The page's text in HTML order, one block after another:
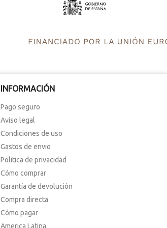
INFORMACIÓN
Pago seguro
Aviso legal
Condiciones de uso
Gastos de envio
Politica de privacidad
Cómo comprar
Garantía de devolución
Compra directa
Cómo pagar
America Latina